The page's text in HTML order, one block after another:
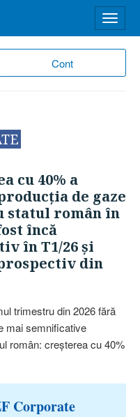
Cont
meniu
cu 40% a
de gaze
statul român în
încă
în T1/26 şi
din
trimestru din 2026 fără
mai semnificative
român: creşterea cu 40%
Corporate